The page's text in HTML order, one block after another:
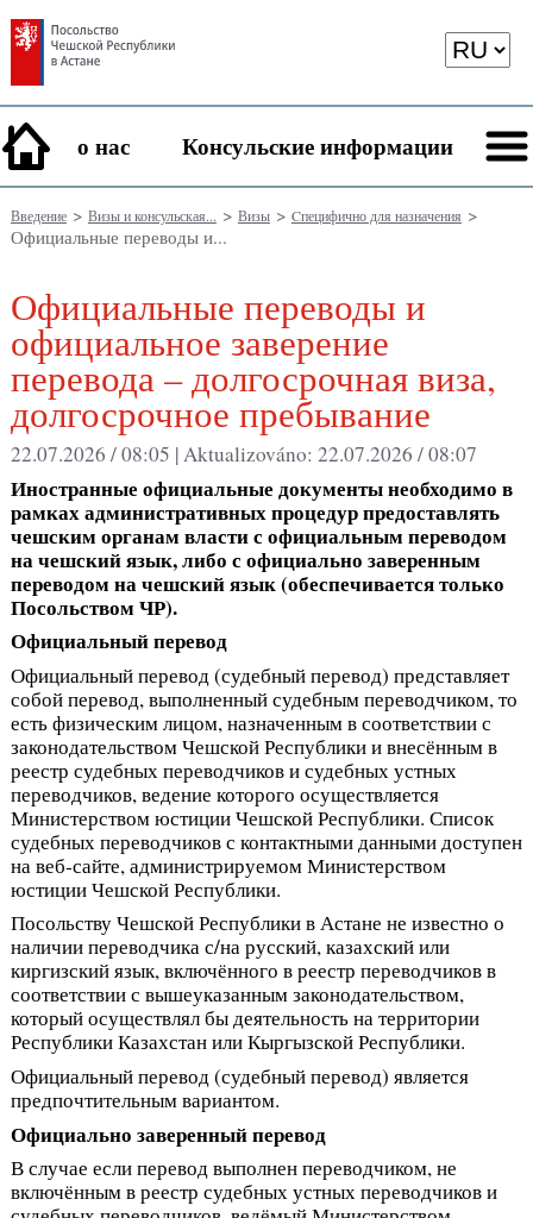
о нас Консульские информации
Введение> Визы и консульская... > Визы> Cпецифично для назначения >
Официальные переводы и...
Официальные переводы и
официальное заверение
перевода – долгосрочная виза,
долгосрочное пребывание
22.07.2026 / 08:05 |Aktualizováno: 22.07.2026 / 08:07
Иностранные официальные документы необходимо в
рамках административных процедур предоставлять
чешским органам власти с официальным переводом
на чешский язык, либо с официально заверенным
переводом на чешский язык (обеспечивается только
Посольством ЧР).
Официальный перевод
Официальный перевод (судебный перевод) представляет
собой перевод, выполненный судебным переводчиком, то
есть физическим лицом, назначенным в соответствии с
законодательством Чешской Республики и внесённым в
реестр судебных переводчиков и судебных устных
переводчиков, ведение которого осуществляется
Министерством юстиции Чешской Республики. Список
судебных переводчиков с контактными данными доступен
на веб‑сайте, администрируемом Министерством
юстиции Чешской Республики.
Посольству Чешской Республики в Астане не известно о
наличии переводчика с/на русский, казахский или
киргизский язык, включённого в реестр переводчиков в
соответствии с вышеуказанным законодательством,
который осуществлял бы деятельность на территории
Республики Казахстан или Кыргызской Республики.
Официальный перевод (судебный перевод) является
предпочтительным вариантом.
Официально заверенный перевод
В случае если перевод выполнен переводчиком, не
включённым в реестр судебных устных переводчиков и